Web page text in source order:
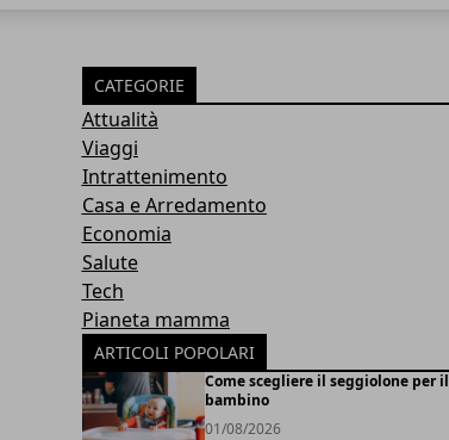
CATEGORIE
Attualità
Viaggi
Intrattenimento
Casa e Arredamento
Economia
Salute
Tech
Pianeta mamma
ARTICOLI POPOLARI
Come scegliere il seggiolone per il
bambino
01/08/2026